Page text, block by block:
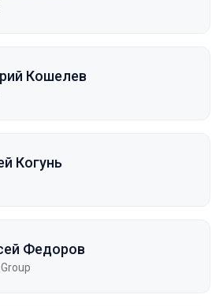
Кошелев
Когунь
Федоров